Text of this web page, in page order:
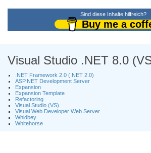
Sind diese Inhalte hilfreich?
Buy me a
Visual Studio .NET 8.0
.NET Framework 2.0 (.NET 2.0)
ASP.NET Development Server
Expansion
Expansion Template
Refactoring
Visual Studio (VS)
Visual Web Developer Web Server
Whidbey
Whitehorse